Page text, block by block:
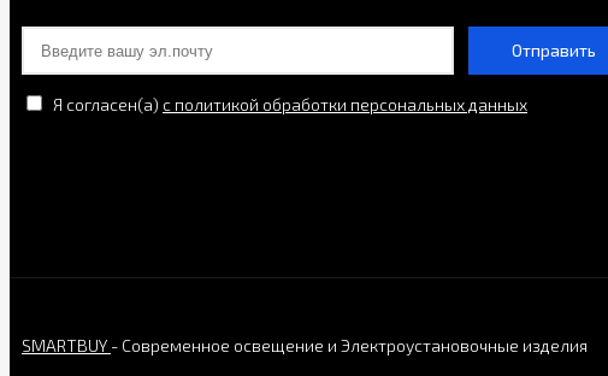
Отправить
Я согласен(a) с политикой обработки персональных данных
SMARTBUY - Современное освещение и Электроустановочные изделия